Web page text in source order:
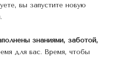
вы запустите новую
знаниями, заботой,
для вас. Время, чтобы